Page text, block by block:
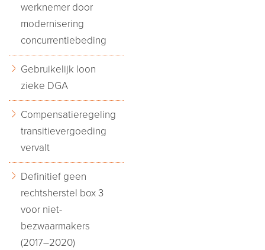
werknemer door
modernisering
concurrentiebeding
Gebruikelijk loon
zieke DGA
Compensatieregeling
transitievergoeding
vervalt
Definitief geen
rechtsherstel box 3
voor niet-
bezwaarmakers
(2017–2020)